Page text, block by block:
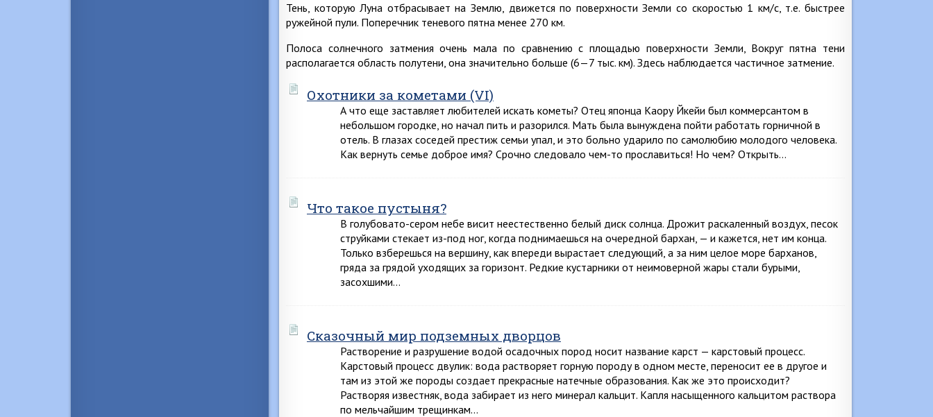
Тень, которую Луна отбрасывает на Землю, движется по поверхности Земли со скоростью 1 км/с, т.е. быстрее
ружейной пули. Поперечник теневого пятна менее 270 км.
Полоса солнечного затмения очень мала по сравнению с площадью поверхности Земли, Вокруг пятна тени
располагается область полутени, она значительно больше (6—7 тыс. км). Здесь наблюдается частичное затмение.
Охотники за кометами (VI)
А что еще заставляет любителей искать кометы? Отец японца Каору Йкейи был коммерсантом в
небольшом городке, но начал пить и разорился. Мать была вынуждена пойти работать горничной в
отель. В глазах соседей престиж семьи упал, и это больно ударило по самолюбию молодого человека.
Как вернуть семье доброе имя? Срочно следовало чем-то прославиться! Но чем? Открыть…
Что такое пустыня?
В голубовато-сером небе висит неестественно белый диск солнца. Дрожит раскаленный воздух, песок
струйками стекает из-под ног, когда поднимаешься на очередной бархан, — и кажется, нет им конца.
Только взберешься на вершину, как впереди вырастает следующий, а за ним целое море барханов,
гряда за грядой уходящих за горизонт. Редкие кустарники от неимоверной жары стали бурыми,
засохшими…
Сказочный мир подземных дворцов
Растворение и разрушение водой осадочных пород носит название карст — карстовый процесс.
Карстовый процесс двулик: вода растворяет горную породу в одном месте, переносит ее в другое и
там из этой же породы создает прекрасные натечные образования. Как же это происходит?
Растворяя известняк, вода забирает из него минерал кальцит. Капля насыщенного кальцитом раствора
по мельчайшим трещинкам…